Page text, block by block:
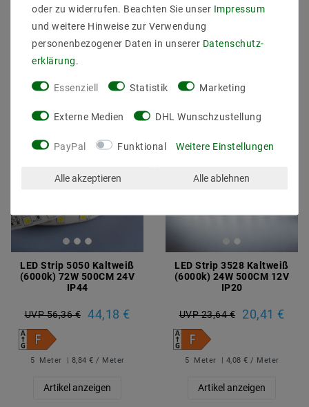
UVP 40,82 € 30,43 €
5 | 6,09 € / Meter
5 Meter | 12,53 € / Meter
LED Strip 5050 Kaltweiß
(6000k) 72W 500CM 24V
IP44
UVP 56,36 € 44,18 €
5 Meter | 8,84 € / Meter
Artikel anzeigen
LED Strip 3528 Kaltweiß
(6000k) 24W 500CM 12V
IP20
UVP 23,64 € 20,41 €
5 Meter | 4,08 € / Meter
Artikel anzeigen
oder zu widerrufen. Beachten Sie unser Impressum
und weitere Hinweise zur Verwendung
personenbezogener Daten in unserer Daten­schutz­
erklärung
Essenziell Statistik Marketing
Externe Medien DHL Wunschzustellung
PayPal Funktional Weitere Einstellungen
Alle akzeptieren Alle ablehnen